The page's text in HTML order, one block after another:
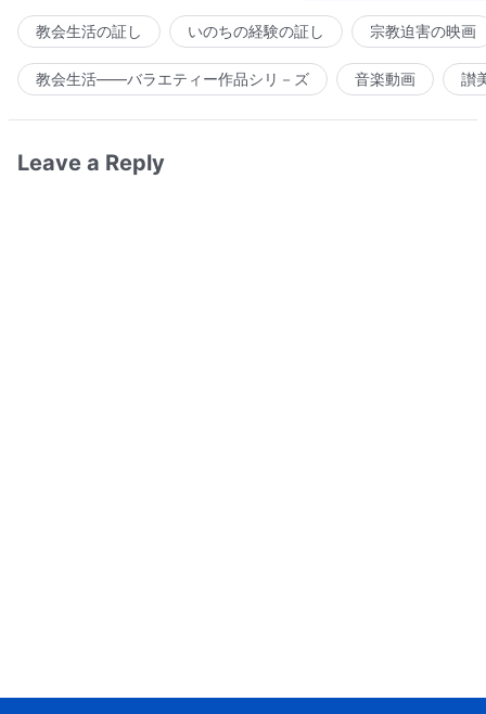
教会生活の証し いのちの経験の証し 宗教迫害の映画
教会生活――バラエティー作品シリ－ズ 音楽動画 讃
Leave a Reply